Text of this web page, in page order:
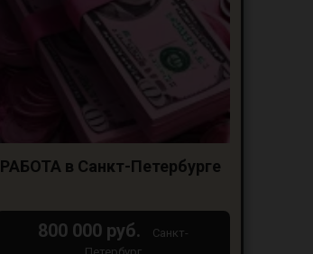
РАБОТА в Санкт-Петербурге
800 000 руб.
Санкт-